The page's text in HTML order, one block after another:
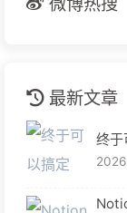
最新文章
终